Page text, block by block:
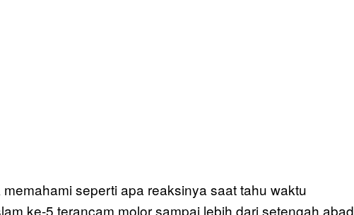
seperti apa reaksinya saat tahu waktu
ke-5 terancam molor sampai lebih dari setengah abad.